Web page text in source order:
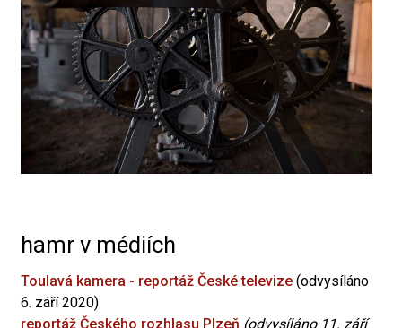
hamr v médiích
Toulavá kamera - reportáž České televize (odvysíláno
6. září 2020)
reportáž Českého rozhlasu Plzeň (odvysíláno 11. září